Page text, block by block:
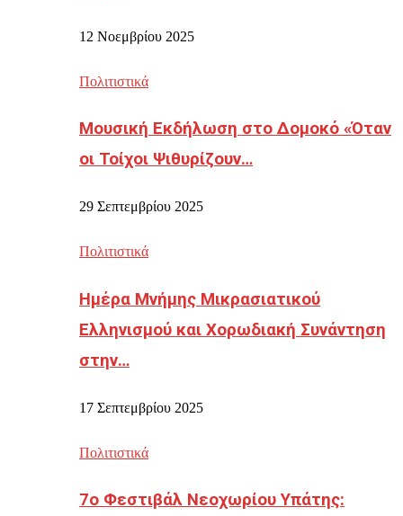
12 Νοεμβρίου 2025
Πολιτιστικά
Μουσική Εκδήλωση στο Δομοκό «Όταν
οι Τοίχοι Ψιθυρίζουν…
29 Σεπτεμβρίου 2025
Πολιτιστικά
Ημέρα Μνήμης Μικρασιατικού
Ελληνισμού και Χορωδιακή Συνάντηση
στην…
17 Σεπτεμβρίου 2025
Πολιτιστικά
7ο Φεστιβάλ Νεοχωρίου Υπάτης: